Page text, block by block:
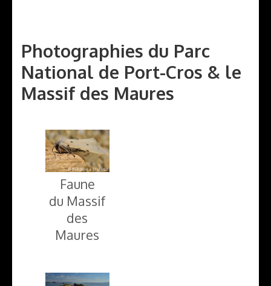
Photographies du Parc
National de Port-Cros & le
Massif des Maures
Faune
du Massif
des
Maures